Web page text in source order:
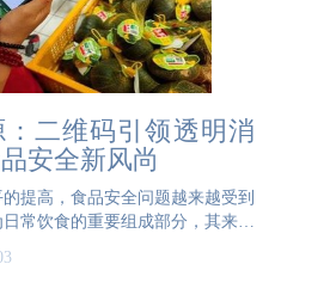
二维码引领透明消
安全新风尚
提高，食品安全问题越来越受到
常饮食的重要组成部分，其来源
消费者的健康。为了保障食品安
应运而生，其中一物一码二维码